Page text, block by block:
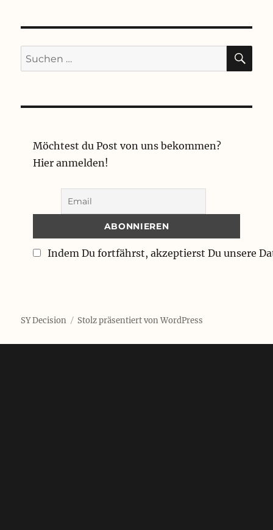
Suchen
nach:
Möchtest du Post von uns bekommen?
Hier anmelden!
Indem Du fortfährst, akzeptierst Du unsere
SY Decision Stolz präsentiert von WordPress